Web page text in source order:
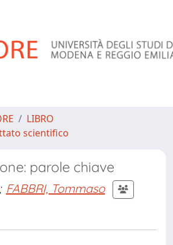
LIBRO
scientifico
parole chiave
FABBRI, Tommaso